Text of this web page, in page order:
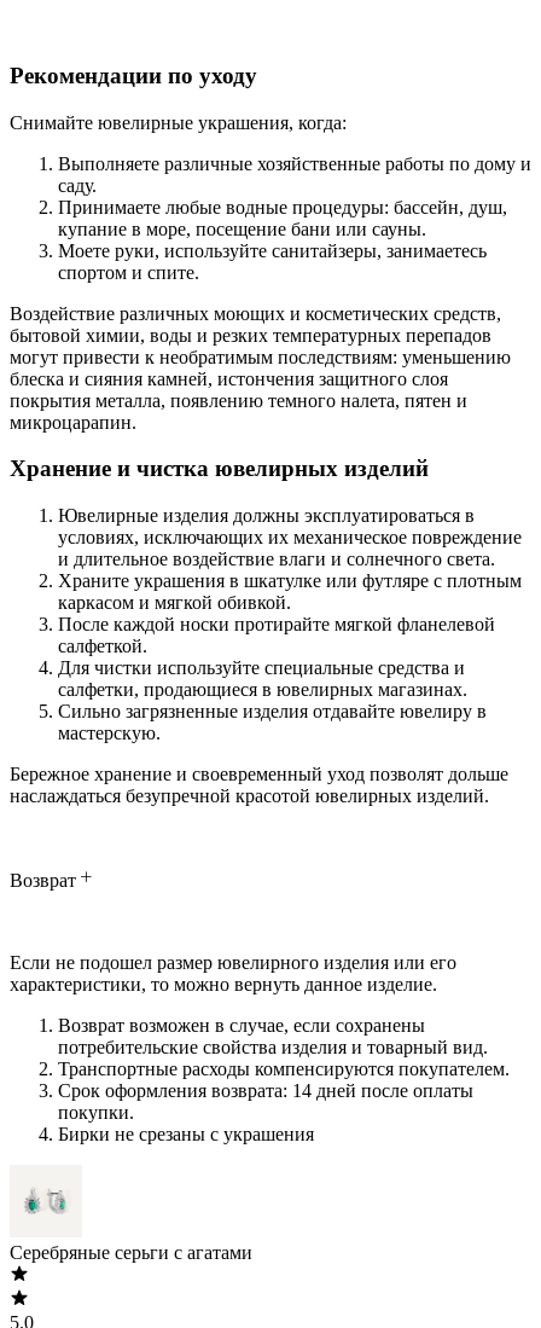
Рекомендации по уходу
Снимайте ювелирные украшения, когда:
Выполняете различные хозяйственные работы по дому и
саду.
Принимаете любые водные процедуры: бассейн, душ,
купание в море, посещение бани или сауны.
Моете руки, используйте санитайзеры, занимаетесь
спортом и спите.
Воздействие различных моющих и косметических средств,
бытовой химии, воды и резких температурных перепадов
могут привести к необратимым последствиям: уменьшению
блеска и сияния камней, истончения защитного слоя
покрытия металла, появлению темного налета, пятен и
микроцарапин.
Хранение и чистка ювелирных изделий
Ювелирные изделия должны эксплуатироваться в
условиях, исключающих их механическое повреждение
и длительное воздействие влаги и солнечного света.
Храните украшения в шкатулке или футляре с плотным
каркасом и мягкой обивкой.
После каждой носки протирайте мягкой фланелевой
салфеткой.
Для чистки используйте специальные средства и
салфетки, продающиеся в ювелирных магазинах.
Сильно загрязненные изделия отдавайте ювелиру в
мастерскую.
Бережное хранение и своевременный уход позволят дольше
наслаждаться безупречной красотой ювелирных изделий.
Возврат
Если не подошел размер ювелирного изделия или его
характеристики, то можно вернуть данное изделие.
Возврат возможен в случае, если сохранены
потребительские свойства изделия и товарный вид.
Транспортные расходы компенсируются покупателем.
Срок оформления возврата: 14 дней после оплаты
покупки.
Бирки не срезаны с украшения
Серебряные серьги с агатами
5.0